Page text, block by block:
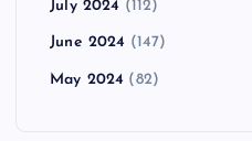
July 2024 (112)
June 2024 (147)
May 2024 (82)